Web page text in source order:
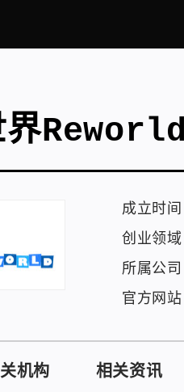
界Reworld
成立时
创业领
所属公
官方网站
机构 相关资讯